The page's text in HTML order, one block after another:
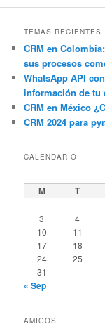
TEMAS RECIENTES
CRM en
sus procesos
WhatsApp API
información de tu
CRM en México
CRM 2024 para
CALENDARIO
M T
3
4
10
11
17
18
24
25
31
« Sep
AMIGOS